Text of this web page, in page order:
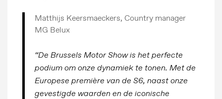
Matthijs Keersmaeckers, Country manager
MG Belux
“De Brussels Motor Show is het perfecte
podium om onze dynamiek te tonen. Met de
Europese première van de S6, naast onze
gevestigde waarden en de iconische